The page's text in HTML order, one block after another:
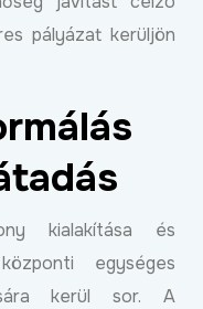
pályázat kerüljön
kialakítása és
egységes
kerül sor. A